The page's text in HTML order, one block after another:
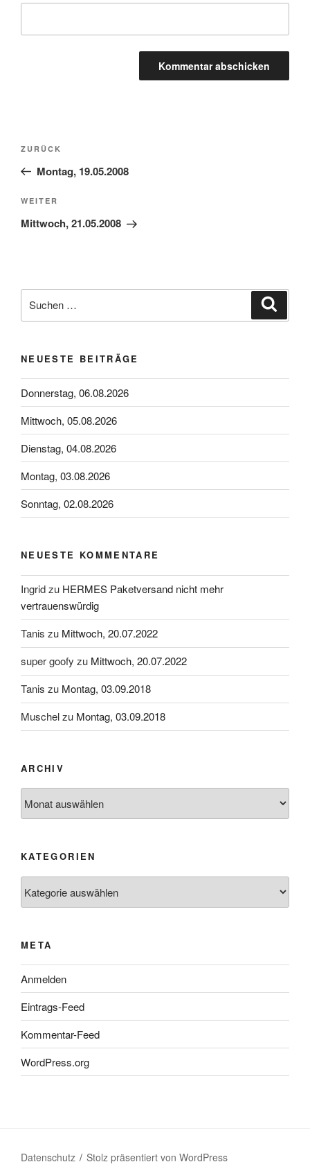
Beitragsnavigation
Vorheriger
Beitrag
ZURÜCK
Montag, 19.05.2008
Nächster
Beitrag
WEITER
Mittwoch, 21.05.2008
nach:
NEUESTE BEITRÄGE
Donnerstag, 06.08.2026
Mittwoch, 05.08.2026
Dienstag, 04.08.2026
Montag, 03.08.2026
Sonntag, 02.08.2026
NEUESTE KOMMENTARE
Ingridzu HERMES Paketversand nicht mehr
vertrauenswürdig
Tanis zu Mittwoch, 20.07.2022
super goofy zu Mittwoch, 20.07.2022
Tanis zu Montag, 03.09.2018
Muschelzu Montag, 03.09.2018
ARCHIV
KATEGORIEN
META
Anmelden
Eintrags-Feed
Kommentar-Feed
WordPress.org
Datenschutz Stolz präsentiert von WordPress